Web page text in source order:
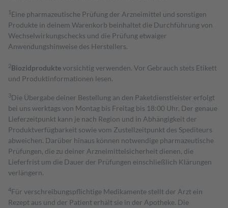
1 Eine pharmazeutische Prüfung der Arzneimittel und sonstigen
Produkte in deinem Warenkorb beinhaltet die Durchführung von
Wechselwirkungschecks und die Prüfung etwaiger
Anwendungshinweise des Herstellers.
2Biozidproduktevorsichtig verwenden. Vor Gebrauch stets Etikett
und Produktinformationen lesen.
3Die Übergabe deiner Bestellung an den Paketdienstleister erfolgt
bei uns werktags von Montag bis Freitag bis 18:00 Uhr. Der genaue
Lieferzeitpunkt kann je nach Region und in Abhängigkeit der
Produktverfügbarkeit sowie vom Zustellzeitpunkt des Spediteurs
abweichen. Darüber hinaus können notwendige pharmazeutische
Prüfungen, die zu deiner Arzneimittelsicherheit dienen, die
Lieferfrist um die Dauer der Prüfungen einschließlich Klärungen
verlängern.
4Für verschreibungspflichtige Medikamente stellt der Arzt ein
Rezept aus und der Patient erhält sie in der Apotheke. Die